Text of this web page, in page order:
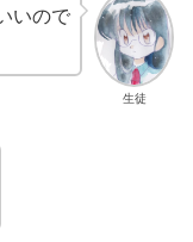
生徒
いので